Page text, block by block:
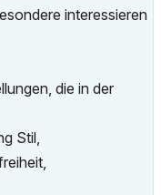
interessieren
die in der
Stil,